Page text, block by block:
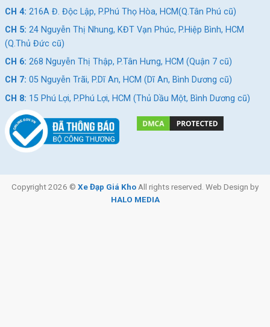
CH 4: 216A Đ. Độc Lập, P.Phú Thọ Hòa, HCM(Q.Tân Phú cũ)
CH 5: 24 Nguyễn Thị Nhung, KĐT Vạn Phúc, P.Hiệp Bình, HCM
(Q.Thủ Đức cũ)
CH 6: 268 Nguyễn Thị Thập, P.Tân Hưng, HCM (Quận 7 cũ)
CH 7: 05 Nguyễn Trãi, P.Dĩ An, HCM (Dĩ An, Bình Dương cũ)
CH 8: 15 Phú Lợi, P.Phú Lợi, HCM (Thủ Dầu Một, Bình Dương cũ)
Copyright 2026 © Xe Đạp Giá Kho All rights reserved. Web Design by
HALO MEDIA